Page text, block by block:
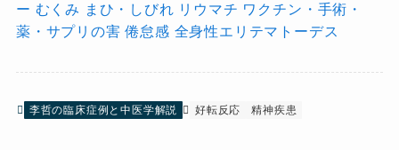
ー むくみ まひ・しびれ リウマチ ワクチン・手術・
薬・サプリの害 倦怠感 全身性エリテマトーデス
李哲の臨床症例と中医学解説 好転反応 精神疾患